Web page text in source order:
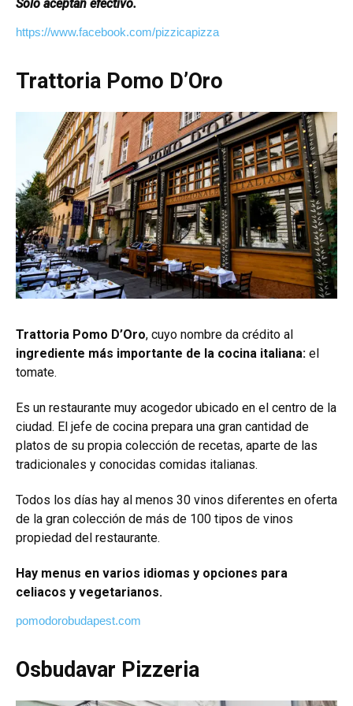
Sólo aceptan efectivo.
https://www.facebook.com/pizzicapizza
Trattoria Pomo D’Oro
Trattoria Pomo D’Oro, cuyo nombre da crédito al
ingrediente más importante de la cocina italiana: el
tomate.
Es un restaurante muy acogedor ubicado en el centro de la
ciudad. El jefe de cocina prepara una gran cantidad de
platos de su propia colección de recetas, aparte de las
tradicionales y conocidas comidas italianas.
Todos los días hay al menos 30 vinos diferentes en oferta
de la gran colección de más de 100 tipos de vinos
propiedad del restaurante.
Hay menus en varios idiomas y opciones para
celiacos y vegetarianos.
pomodorobudapest.com
Osbudavar Pizzeria